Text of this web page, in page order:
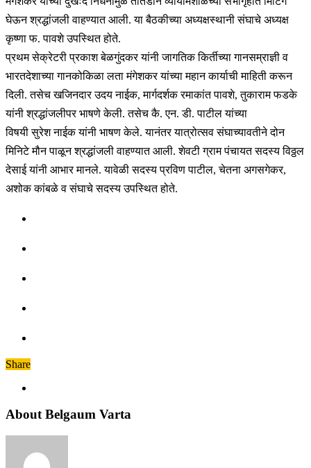
घेऊन श्रद्धांजली वाहण्यात आली. या बैठकीच्या अध्यक्षस्थानी संघाचे अध्यक्ष
कृष्णा फ. पावशे उपस्थित होते.
प्रथम सेक्रेटरी प्रकाश बेळगुंदकर यांनी जागतिक किर्तीच्या गानसम्राज्ञी व
भारतदेशाच्या गानकोकिळा लता मंगेशकर यांच्या महान कार्याची माहिती करून
दिली. तसेच खजिनदार उदय नाईक, मार्गदर्शक रमाकांत पावशे, तुकाराम फडके
यांनी श्रद्धांजलीपर भाषणे केली. तसेच कै. एन. डी. पाटील यांच्या
विषयी सुरेश नाईक यांनी भाषण केले. यानंतर यात्रोत्सव संघाच्यावतीने दोन
मिनिटे मौन पाळून श्रद्धांजली वाहण्यात आली. शेवटी ग्राम पंचायत सदस्य विठ्ठल
देसाई यांनी आभार मानले. यावेळी सदस्य प्रविण पाटील, चेतना अगसगेकर,
अशोक कांबळे व संघाचे सदस्य उपस्थित होते.
Share
About Belgaum Varta